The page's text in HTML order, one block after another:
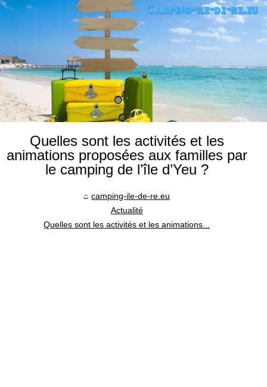
Quelles sont les activités et les
animations proposées aux familles par
le camping de l’île d’Yeu ?
camping-ile-de-re.eu
Actualité
Quelles sont les activités et les animations...